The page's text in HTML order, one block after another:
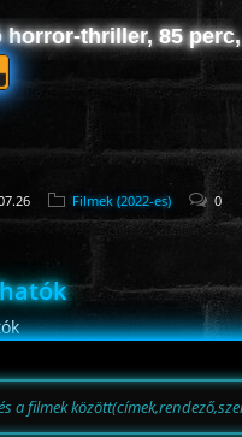
horror-thriller, 85 perc,
Filmek (2022-es) 0